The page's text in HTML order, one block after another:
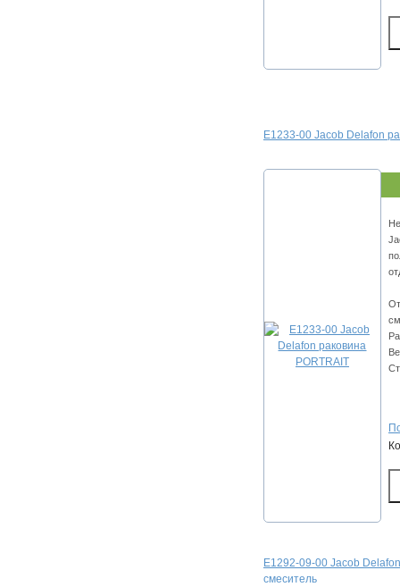
E1233-00 Jacob Delafon
E1292-09-00 Jacob
смеситель